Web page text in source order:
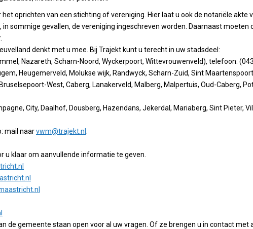
oprichten van een stichting of vereniging. Hier laat u ook de notariële akte
in sommige gevallen, de vereniging ingeschreven worden. Daarnaast
denkt met u mee. Bij Trajekt kunt u terecht in uw stadsdeel:
Nazareth, Scharn-Noord, Wyckerpoort, Wittevrouwenveld), telefoon:
Heugemerveld, Molukse wijk, Randwyck, Scharn-Zuid, Sint
West, Caberg, Lanakerveld, Malberg, Malpertuis, Oud-Caberg,
City, Daalhof, Dousberg, Hazendans, Jekerdal, Mariaberg, Sint Pieter,
mail naarvwm@trajekt.nl
klaar om aanvullende informatie te geven.
de gemeente staan open voor al uw vragen. Of ze brengen u in contact